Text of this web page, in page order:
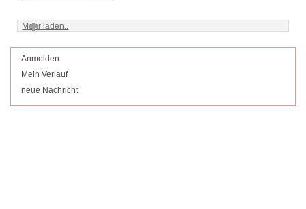
Mehr laden..
Anmelden
Mein Verlauf
neue Nachricht